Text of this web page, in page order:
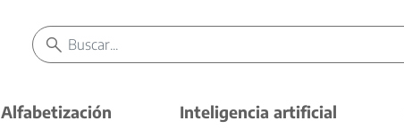
Alfabetización Inteligencia artificial